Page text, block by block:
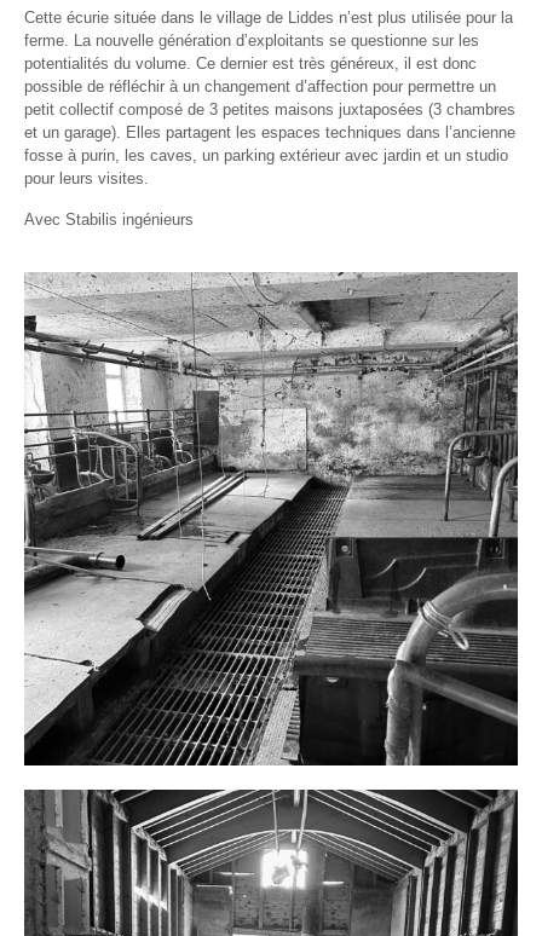
Cette écurie située dans le village de Liddes n’est plus utilisée pour la
ferme. La nouvelle génération d’exploitants se questionne sur les
potentialités du volume. Ce dernier est très généreux, il est donc
possible de réfléchir à un changement d’affection pour permettre un
petit collectif composé de 3 petites maisons juxtaposées (3 chambres
et un garage). Elles partagent les espaces techniques dans l’ancienne
fosse à purin, les caves, un parking extérieur avec jardin et un studio
pour leurs visites.
Avec Stabilis ingénieurs